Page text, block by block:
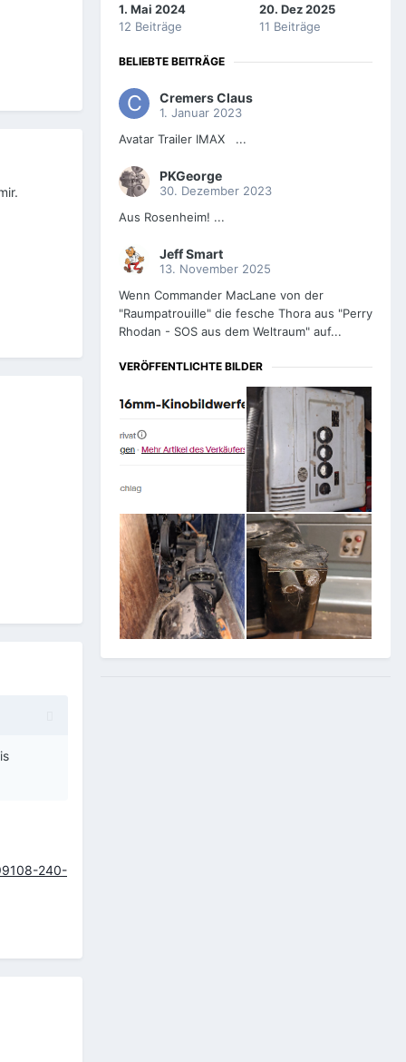
240-
1. Mai 2024
12 Beiträge
20. Dez 2025
11 Beiträge
BELIEBTE BEITRÄGE
Cremers Claus
1. Januar 2023
Avatar Trailer IMAX ...
PKGeorge
30. Dezember 2023
Aus Rosenheim! ...
Jeff Smart
13. November 2025
Wenn Commander MacLane von der
"Raumpatrouille" die fesche Thora aus "Perry
Rhodan - SOS aus dem Weltraum" auf...
VERÖFFENTLICHTE BILDER